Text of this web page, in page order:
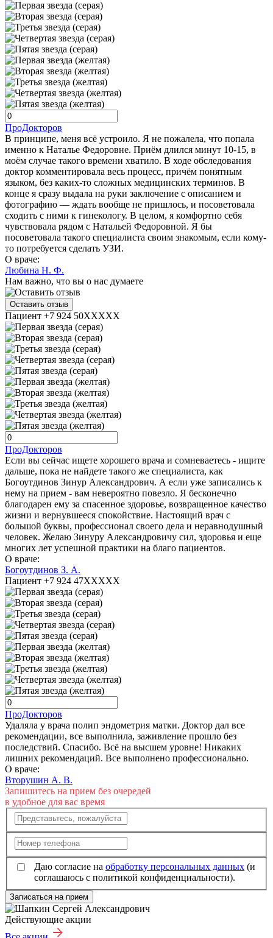
ПроДокторов
В принципе, меня всё устроило. Я не пожалела, что попала
именно к Наталье Федоровне. Приём длился минут 10-15, в
моём случае такого времени хватило. В ходе обследования
доктор комментировала весь процесс, причём понятным
языком, без каких-то сложных медицинских терминов. В
конце я сразу выдала на руки заключение с описанием и
фотографию — ждать вообще не пришлось, и посоветовала
сходить с ними к гинекологу. В целом, я комфортно себя
чувствовала рядом с Натальей Федоровной. Я бы
посоветовала такого специалиста своим знакомым, если кому-
то потребуется сделать УЗИ.
О враче:
Любина Н. Ф.
Нам важно, что вы о нас думаете
Оставить отзыв
Пациент +7 924 50XXXXX
ПроДокторов
Если вы сейчас ищете хорошего врача и сомневаетесь - ищите
дальше, пока не найдете такого же специалиста, как
Богоутдинов Зинур Александрович. А если уже записались к
нему на прием - вам невероятно повезло. Я бесконечно
благодарен ему за спасенное здоровье, возвращенное качество
жизни и вернувшееся спокойствие. Настоящий врач с
большой буквы, профессионал своего дела и неравнодушный
человек. Желаю Зинуру Александровичу сил, здоровья и еще
многих лет успешной практики на благо пациентов.
О враче:
Богоутдинов З. А.
Пациент +7 924 47XXXXX
ПроДокторов
Удаляла у врача полип эндометрия матки. Доктор дал все
рекомендации, все выполнила, заживление прошло без
последствий. Спасибо. Всё на высшем уровне! Никаких
лишних рекомендаций. Все выполнено профессионально.
О враче:
Вторушин А. В.
Запишитесь на прием без очередей
в удобное для вас время
Даю согласие на обработку персональных данных (и
соглашаюсь с политикой конфиденциальности).
Записаться на прием
Действующие акции